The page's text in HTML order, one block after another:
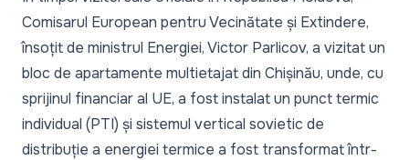
Comisarul European pentru Vecinătate și Extindere,
însoțit de ministrul Energiei, Victor Parlicov, a vizitat un
bloc de apartamente multietajat din Chișinău, unde, cu
sprijinul financiar al UE, a fost instalat un punct termic
individual (PTI) și sistemul vertical sovietic de
distribuție a energiei termice a fost transformat într-